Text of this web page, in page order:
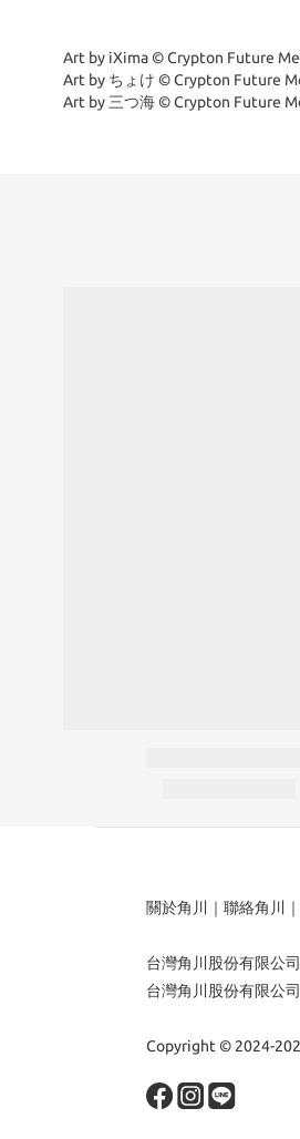
Art by iXima © Crypton Future
Art by ちょけ © Crypton Future
Art by 三つ海 © Crypton Future
關於角川 ｜ 聯絡角川 ｜
台灣角川股份有限公
台灣角川股份有限公
Copyright © 2024-